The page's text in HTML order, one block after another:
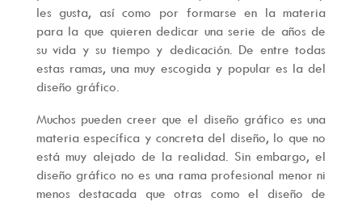
les gusta, así como por formarse en la materia
para la que quieren dedicar una serie de años de
su vida y su tiempo y dedicación. De entre todas
estas ramas, una muy escogida y popular es la del
diseño gráfico.
Muchos pueden creer que el diseño gráfico es una
materia específica y concreta del diseño, lo que no
está muy alejado de la realidad. Sin embargo, el
diseño gráfico no es una rama profesional menor ni
menos destacada que otras como el diseño de